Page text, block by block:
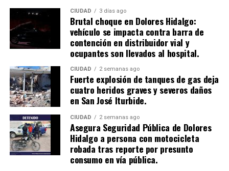
CIUDAD 3 días ago
Brutal choque en Dolores Hidalgo:
vehículo se impacta contra barra de
contención en distribuidor vial y
ocupantes son llevados al hospital.
CIUDAD 2 semanas ago
​Fuerte explosión de tanques de gas deja
cuatro heridos graves y severos daños
en San José Iturbide.
CIUDAD 2 semanas ago
Asegura Seguridad Pública de Dolores
Hidalgo a persona con motocicleta
robada tras reporte por presunto
consumo en vía pública.